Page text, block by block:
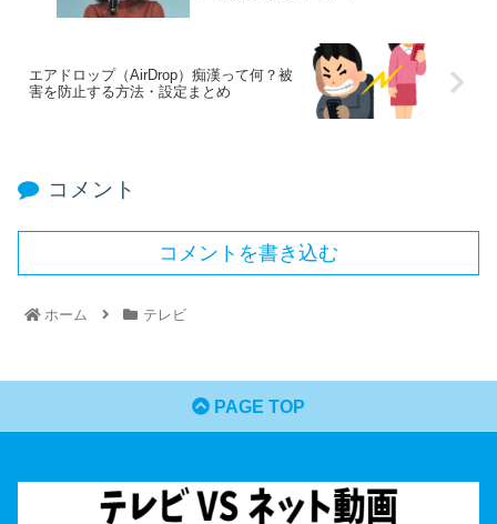
エアドロップ（AirDrop）痴漢って何？被
害を防止する方法・設定まとめ
コメント
コメントを書き込む
ホーム テレビ
PAGE TOP